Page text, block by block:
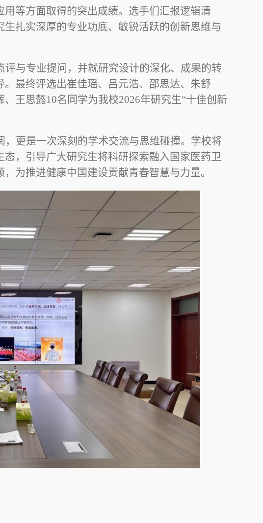
等方面取得的突出成绩。选手们汇报逻辑清
扎实深厚的专业功底、敏锐活跃的创新思维与
与专业提问，并就研究设计的深化、成果的转
最终评选出崔佳瑶、吕元浩、邵思达、朱舒
、王思懿10名同学为我校2026年研究生“十佳创新
更是一次深刻的学术交流与思维碰撞。学校将
，引导广大研究生将科研探索融入国家医药卫
为推进健康中国建设贡献青春智慧与力量。